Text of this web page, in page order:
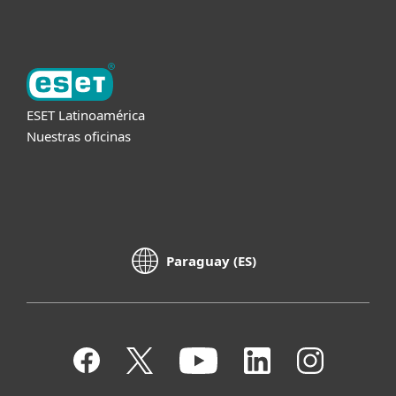
ESET Latinoamérica
Nuestras oficinas
Paraguay (ES)